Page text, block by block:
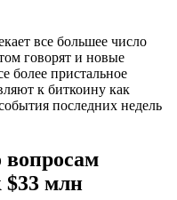
все большее число
говорят и новые
более пристальное
к биткоину как
последних недель
$33 млн